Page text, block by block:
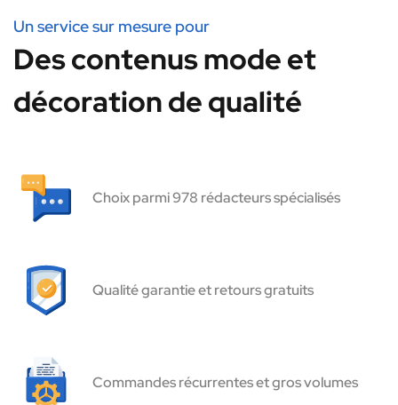
Un service sur mesure pour
Des contenus mode et
décoration de qualité
Choix parmi 978 rédacteurs spécialisés
Qualité garantie et retours gratuits
Commandes récurrentes et gros volumes